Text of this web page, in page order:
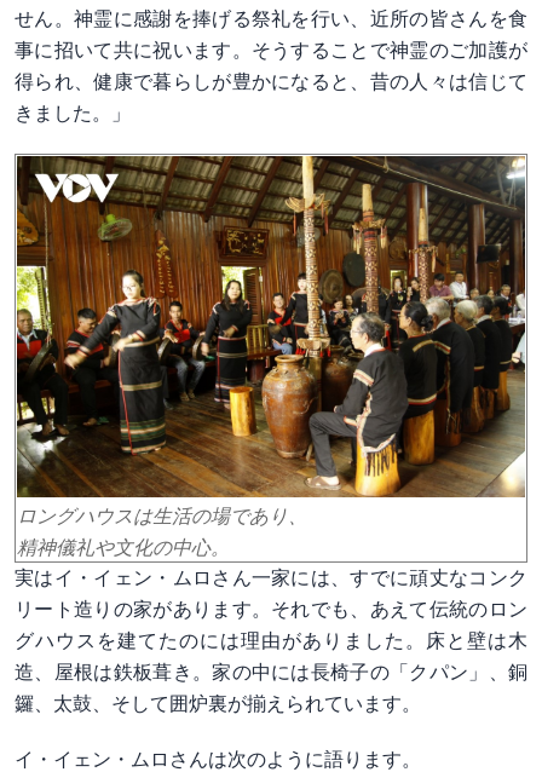
せん。神霊に感謝を捧げる祭礼を行い、近所の皆さんを食
事に招いて共に祝います。そうすることで神霊のご加護が
得られ、健康で暮らしが豊かになると、昔の人々は信じて
きました。」
ロングハウスは生活の場であり、
精神儀礼や文化の中心。
実はイ・イェン・ムロさん一家には、すでに頑丈なコンク
リート造りの家があります。それでも、あえて伝統のロン
グハウスを建てたのには理由がありました。床と壁は木
造、屋根は鉄板葺き。家の中には長椅子の「クパン」、銅
鑼、太鼓、そして囲炉裏が揃えられています。
イ・イェン・ムロさんは次のように語ります。